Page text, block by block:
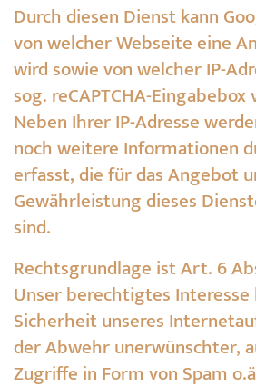
Durch diesen Dienst kann
von welcher Webseite eine
wird sowie von welcher IP-
sog. reCAPTCHA-
Neben Ihrer IP-Adresse
noch weitere Informationen
erfasst, die für das Angebot
Gewährleistung dieses
sind.
Rechtsgrundlage ist Art. 6
Unser berechtigtes
Sicherheit unseres
der Abwehr unerwünschter,
Zugriffe in Form von Spam